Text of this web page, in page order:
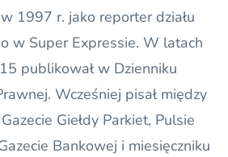
w 1997 r. jako reporter działu
w Super Expressie. W latach
publikował w Dzienniku
Wcześniej pisał między
Giełdy Parkiet, Pulsie
Bankowej i miesięczniku